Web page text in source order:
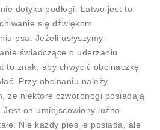
dotyka podłogi. Łatwo jest to
się dźwiękom
psa. Jeżeli usłyszymy
świadczące o uderzaniu
to znak, aby chwycić obcinaczkę
Przy obcinaniu należy
że niektóre czworonogi posiadają
on umiejscowiony luźno
Nie każdy pies je posiada, ale